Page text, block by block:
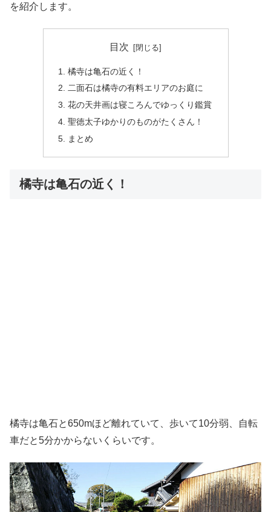
を紹介します。
目次
橘寺は亀石の近く！
二面石は橘寺の有料エリアのお庭に
花の天井画は寝ころんでゆっくり鑑賞
聖徳太子ゆかりのものがたくさん！
まとめ
橘寺は亀石の近く！
橘寺は亀石と650mほど離れていて、歩いて10分弱、自転
車だと5分かからないくらいです。